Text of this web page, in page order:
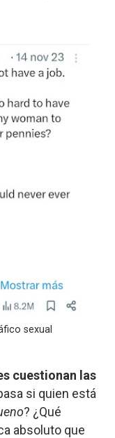
sexual
cuestionan las
si quien está
? ¿Qué
absoluto que